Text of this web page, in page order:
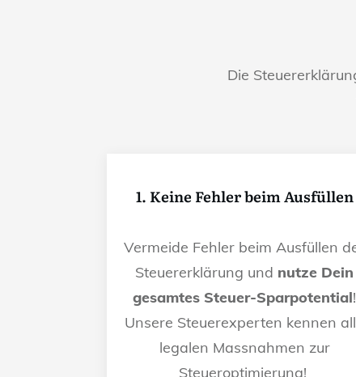
Die
1. Keine Fehler beim Ausfüllen
Vermeide Fehler beim Ausfüllen
Steuererklärung und nutze Dein
gesamtes Steuer-Sparpotential!
Unsere Steuerexperten kennen
legalen Massnahmen zur
Steueroptimierung!